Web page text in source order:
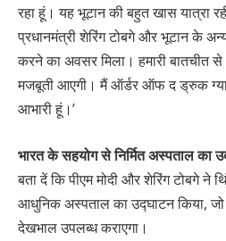
रहा हूं। यह भूटान की बहुत खास यात्रा
प्रधानमंत्री शेरिंग टोबगे और भूटान के
करने का अवसर मिला। हमारी बातचीत
मजबूती आएगी। मैं ऑर्डर ऑफ द ड्रुक
आभारी हूं।’
भारत के सहयोग से निर्मित अस्पताल का
बता दें कि पीएम मोदी और शेरिंग टोबगे ने
आधुनिक अस्पताल का उद्घाटन किया, जो
देखभाल उपलब्ध कराएगा।